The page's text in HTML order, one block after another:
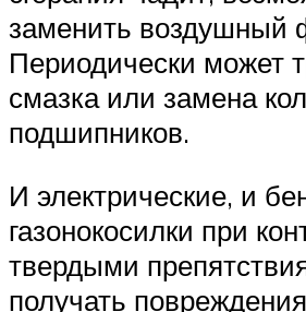
заменить воздушный
Периодически может
смазка или замена
подшипников.
И электрические, и
газонокосилки при
твердыми
получать